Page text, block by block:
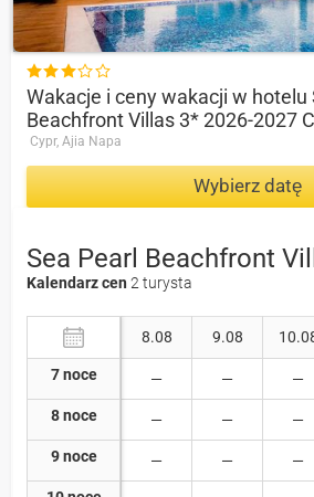

Wakacje i ceny wakacji w hotelu
Beachfront Villas 3* 2026-2027
Cypr, Ajia Napa
Wybierz datę
Sea Pearl Beachfront
Kalendarz cen 2 turysta
7 noce
8 noce
9 noce
8.08 9.08